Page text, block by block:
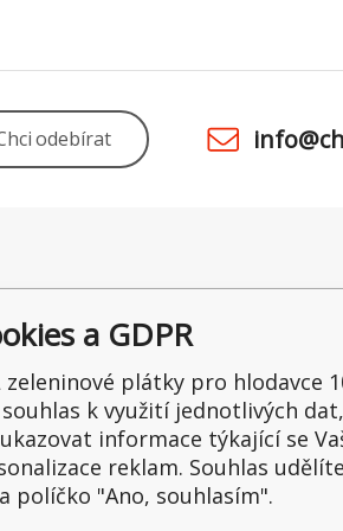
odebírat
od smlouvy
Kamenná prodejna
Recenze
Ceny
a GDPR
zeleninové plátky pro hlodavce
k využití jednotlivých
informace týkající se
reklam. Souhlas udělíte
políčko "Ano, souhlasím".